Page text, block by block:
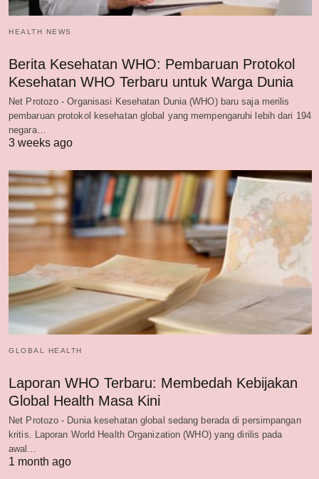
HEALTH NEWS
Berita Kesehatan WHO: Pembaruan Protokol
Kesehatan WHO Terbaru untuk Warga Dunia
Net Protozo - Organisasi Kesehatan Dunia (WHO) baru saja merilis
pembaruan protokol kesehatan global yang mempengaruhi lebih dari 194
negara…
3 weeks ago
GLOBAL HEALTH
Laporan WHO Terbaru: Membedah Kebijakan
Global Health Masa Kini
Net Protozo - Dunia kesehatan global sedang berada di persimpangan
kritis. Laporan World Health Organization (WHO) yang dirilis pada
awal…
1 month ago